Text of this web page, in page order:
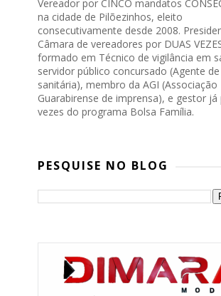
Vereador por CINCO mandatos
na cidade de Pilõezinhos, eleito
consecutivamente desde 2008.
Câmara de vereadores por DUAS
formado em Técnico de vigilância em
servidor público concursado (Agente
sanitária), membro da AGI (Associação
Guarabirense de imprensa), e gestor já
vezes do programa Bolsa Família.
PESQUISE NO BLOG